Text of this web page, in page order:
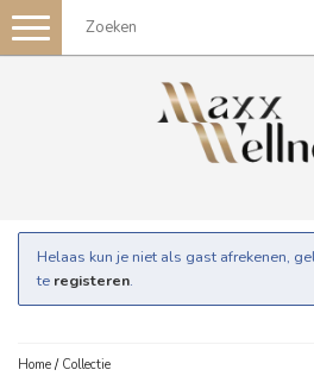
Toggle
navigation
Helaas kun je niet als gast afrekenen,
te registeren.
Home / Collectie